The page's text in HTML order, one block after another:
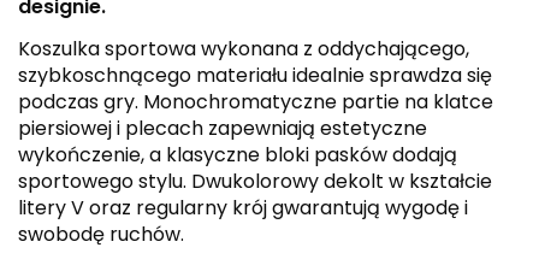
designie.
Koszulka sportowa wykonana z oddychającego,
szybkoschnącego materiału idealnie sprawdza się
podczas gry. Monochromatyczne partie na klatce
piersiowej i plecach zapewniają estetyczne
wykończenie, a klasyczne bloki pasków dodają
sportowego stylu. Dwukolorowy dekolt w kształcie
litery V oraz regularny krój gwarantują wygodę i
swobodę ruchów.